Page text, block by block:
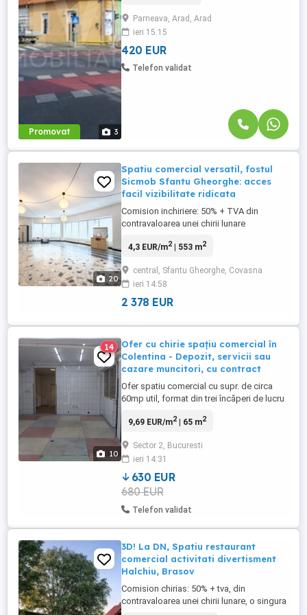
Promovat 3
Beneficiind de un flux pietonal și auto
constant, această locație garantează
vizibilitate maximă fiind ...
Parneava, Arad, Arad
ieri 15:15
420 EUR
Telefon validat
20
Spatiu comercial versatil, fostul
Sicmob Sfantu Gheorghe: acces
facil vizibilitate ridicata
Comision inchiriere: 50% + TVA din
contravaloarea unei chirii lunare
inchiriere: Un spatiu comercial generos,
vecinatatea benzinariei MOL, pe drumul
principal ce duce spre centru ndash; o
zona cu trafic intens auto si pietonal, ...
4,3 EUR/m2| 553 m2
central, Sfantu Gheorghe, Covasna
ieri 14:58
2 378 EUR
10
14
Ofer cu chirie spațiu comercial în
Colentina - Depozit, servicii sau
cazare muncitori, cu contract
Ofer spatiu comercial cu supr. de circa
60mp util, format din trei încăperi de lucru
doar un minut de autostrada A3, strada pe
autostradă. Poate fi utilizat pentru birouri,
depozitare, service pentru diverse
dispozitive. ...
9,69 EUR/m2| 65 m2
Sector 2, Bucuresti
ieri 14:31
630 EUR
680 EUR
Telefon validat
3D! La DN, Spatiu restaurant
comercial activitati divertisment
Halchiu, Brasov
Comision chirias: 50% + tva, din
contravaloarea unei chirii lunare, o singura